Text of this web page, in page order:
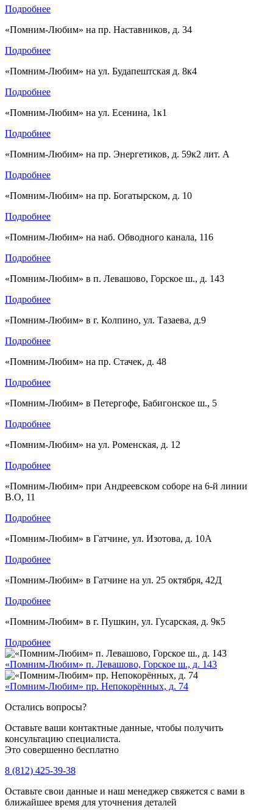
Подробнее
«Помним-Любим» на пр. Наставников, д. 34
Подробнее
«Помним-Любим» на ул. Будапештская д. 8к4
Подробнее
«Помним-Любим» на ул. Есенина, 1к1
Подробнее
«Помним-Любим» на пр. Энергетиков, д. 59к2 лит. А
Подробнее
«Помним-Любим» на пр. Богатырском, д. 10
Подробнее
«Помним-Любим» на наб. Обводного канала, 116
Подробнее
«Помним-Любим» в п. Левашово, Горское ш., д. 143
Подробнее
«Помним-Любим» в г. Колпино, ул. Тазаева, д.9
Подробнее
«Помним-Любим» на пр. Стачек, д. 48
Подробнее
«Помним-Любим» в Петергофе, Бабигонское ш., 5
Подробнее
«Помним-Любим» на ул. Роменская, д. 12
Подробнее
«Помним-Любим» при Андреевском соборе на 6-й линии
В.О, 11
Подробнее
«Помним-Любим» в Гатчине, ул. Изотова, д. 10А
Подробнее
«Помним-Любим» в Гатчине на ул. 25 октября, 42Д
Подробнее
«Помним-Любим» в г. Пушкин, ул. Гусарская, д. 9к5
Подробнее
«Помним-Любим» п. Левашово, Горское ш., д. 143
«Помним-Любим» пр. Непокорённых, д. 74
Остались вопросы?
Оставьте ваши контактные данные, чтобы получить
консультацию специалиста.
Это совершенно бесплатно
8 (812) 425-39-38
Оставьте свои данные и наш менеджер свяжется с вами в
ближайшее время для уточнения деталей